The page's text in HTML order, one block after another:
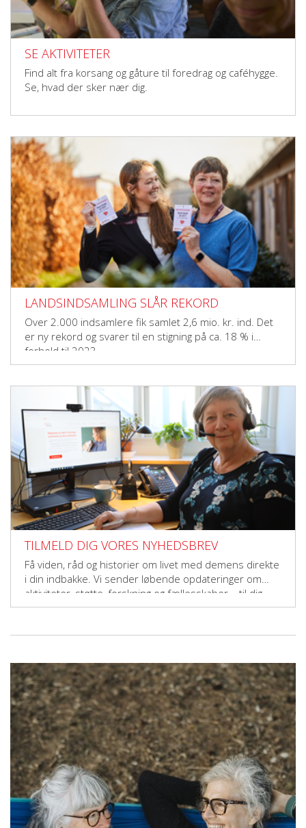
SE AKTIVITETER
Find alt fra korsang og gåture til foredrag og caféhygge.
Se, hvad der sker nær dig.
LANDSINDSAMLING SLÅR REKORD
Over 2.000 indsamlere fik samlet 2,6 mio. kr. ind. Det
er ny rekord og svarer til en stigning på ca. 18 % i
forhold til 2023.
TILMELD DIG VORES NYHEDSBREV
Få viden, råd og historier om livet med demens direkte
i din indbakke. Vi sender løbende opdateringer om
aktiviteter, støtte, forskning og fællesskaber – til dig,
der vil gøre en forskel.